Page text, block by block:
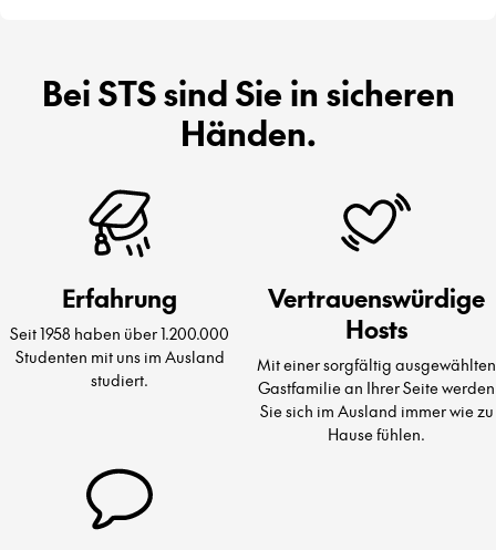
Bei STS sind Sie in sicheren
Händen.
Erfahrung
Seit 1958 haben über 1.200.000
Studenten mit uns im Ausland
studiert.
Vertrauenswürdige
Hosts
Mit einer sorgfältig ausgewählten
Gastfamilie an Ihrer Seite werden
Sie sich im Ausland immer wie zu
Hause fühlen.